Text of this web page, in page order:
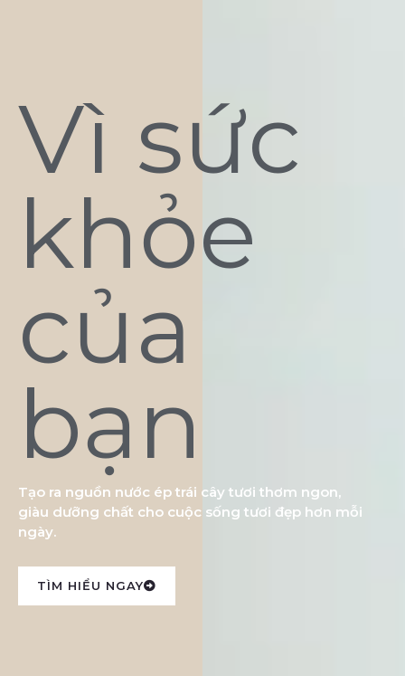
Vì sức
khỏe
của
bạn
Tạo ra nguồn nước ép trái cây tươi thơm ngon,
giàu dưỡng chất cho cuộc sống tươi đẹp hơn mỗi
ngày.
TÌM HIỂU NGAY